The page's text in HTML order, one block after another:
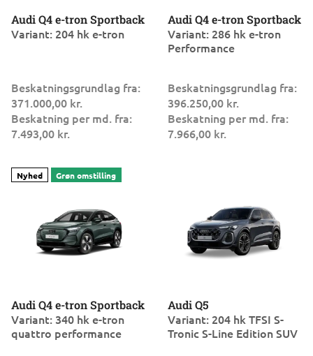
Audi Q4 e-tron Sportback
Variant: 204 hk e-tron
Beskatningsgrundlag fra:
371.000,00 kr.
Beskatning per md. fra:
7.493,00 kr.
Audi Q4 e-tron Sportback
Variant: 286 hk e-tron
Performance
Beskatningsgrundlag fra:
396.250,00 kr.
Beskatning per md. fra:
7.966,00 kr.
Audi Q4 e-tron Sportback
Variant: 340 hk e-tron
quattro performance
Audi Q5
Variant: 204 hk TFSI S-
Tronic S-Line Edition SUV